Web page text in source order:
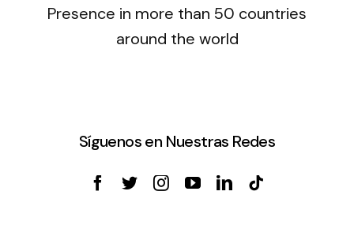
Presence in more than 50 countries
around the world
Síguenos en Nuestras Redes